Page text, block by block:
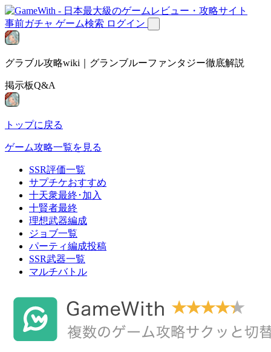
事前ガチャ ゲーム検索 ログイン
グラブル攻略wiki｜グランブルーファンタジー徹底解説
掲示板Q&A
トップに戻る
ゲーム攻略一覧を見る
SSR評価一覧
サプチケおすすめ
十天衆最終･加入
十賢者最終
理想武器編成
ジョブ一覧
パーティ編成投稿
SSR武器一覧
マルチバトル